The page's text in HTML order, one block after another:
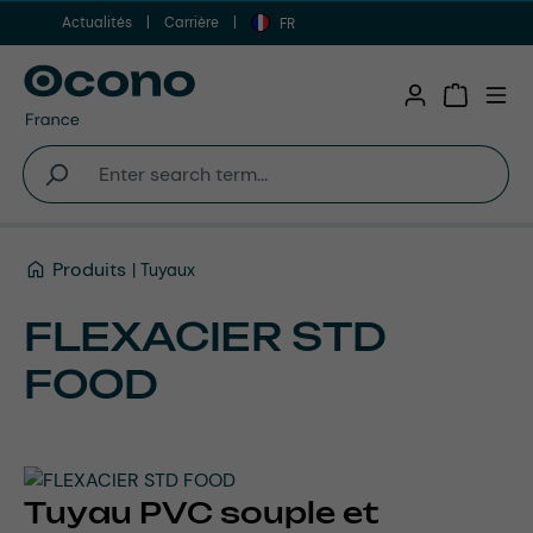
Aller au contenu principal
Actualités Carrière FR
Produits Tuyaux
FLEXACIER STD
FOOD
Tuyau PVC souple et